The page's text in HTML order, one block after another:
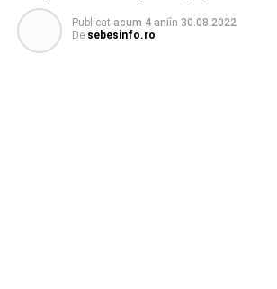
Publicat acum 4 aniîn 30.08.2022
De sebesinfo.ro